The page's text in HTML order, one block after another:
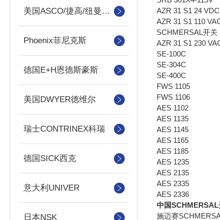
美国ASCO/捷高/纽曼蒂克
Phoenix菲尼克斯
德国E+H恩德斯豪斯
美国DWYER德维尔
瑞士CONTRINEX科瑞
德国SICK西克
意大利UNIVER
日本NSK
AZR 31 S1 24 VDC
AZR 31 S1 110
SCHMERSAL开关
AZR 31 S1 230
SE-100C
SE-304C
SE-400C
FWS 1105
FWS 1106
AES 1102
AES 1135
AES 1145
AES 1165
AES 1185
AES 1235
AES 2135
AES 2335
AES 2336
中国
施迈赛